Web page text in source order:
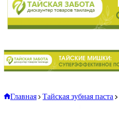
Главная Тайская зубная паста